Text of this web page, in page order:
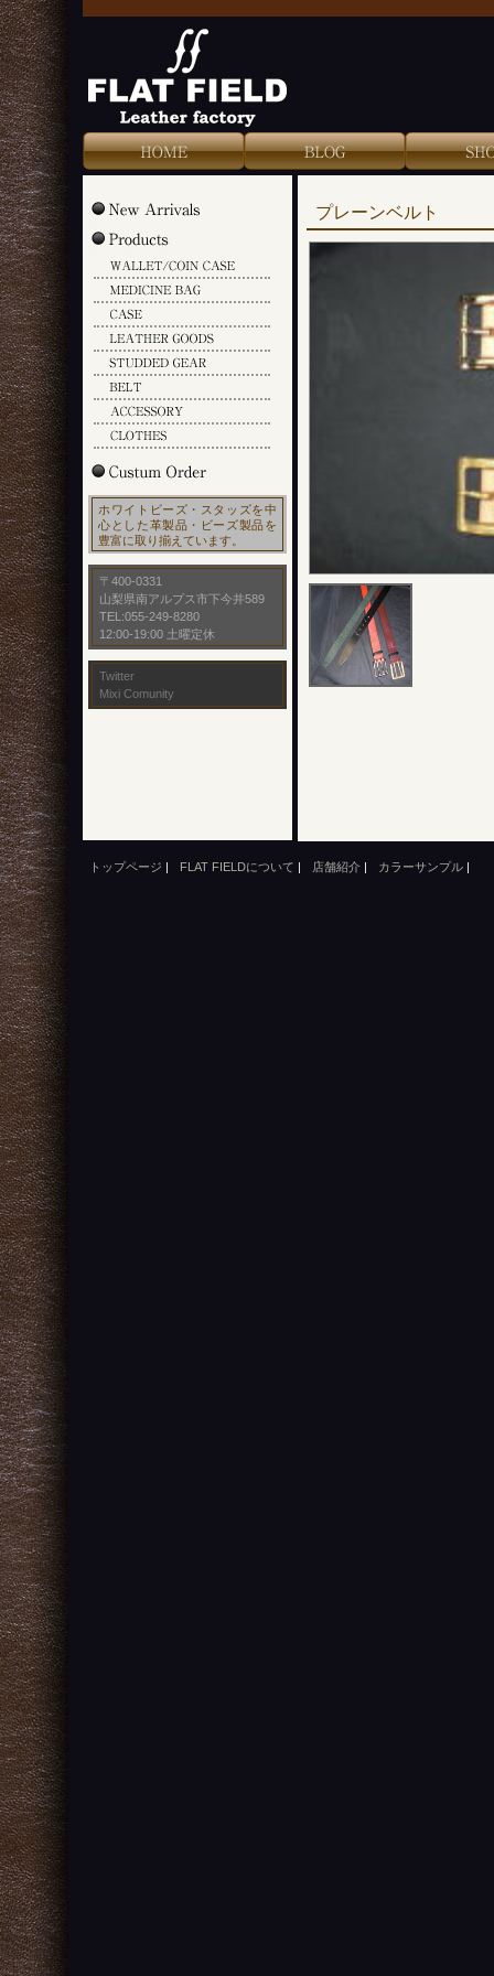
Blog Shop Info Color Sample
ホワイトビーズ・スタッズを中
心とした革製品・ビーズ製品を
豊富に取り揃えています。
〒400-0331
山梨県南アルプス市下今井589
TEL:055-249-8280
12:00-19:00 土曜定休
Twitter
Mixi Comunity
プレーンベルト
トップページ | FLAT FIELDについて | 店舗紹介 | カラーサンプル |